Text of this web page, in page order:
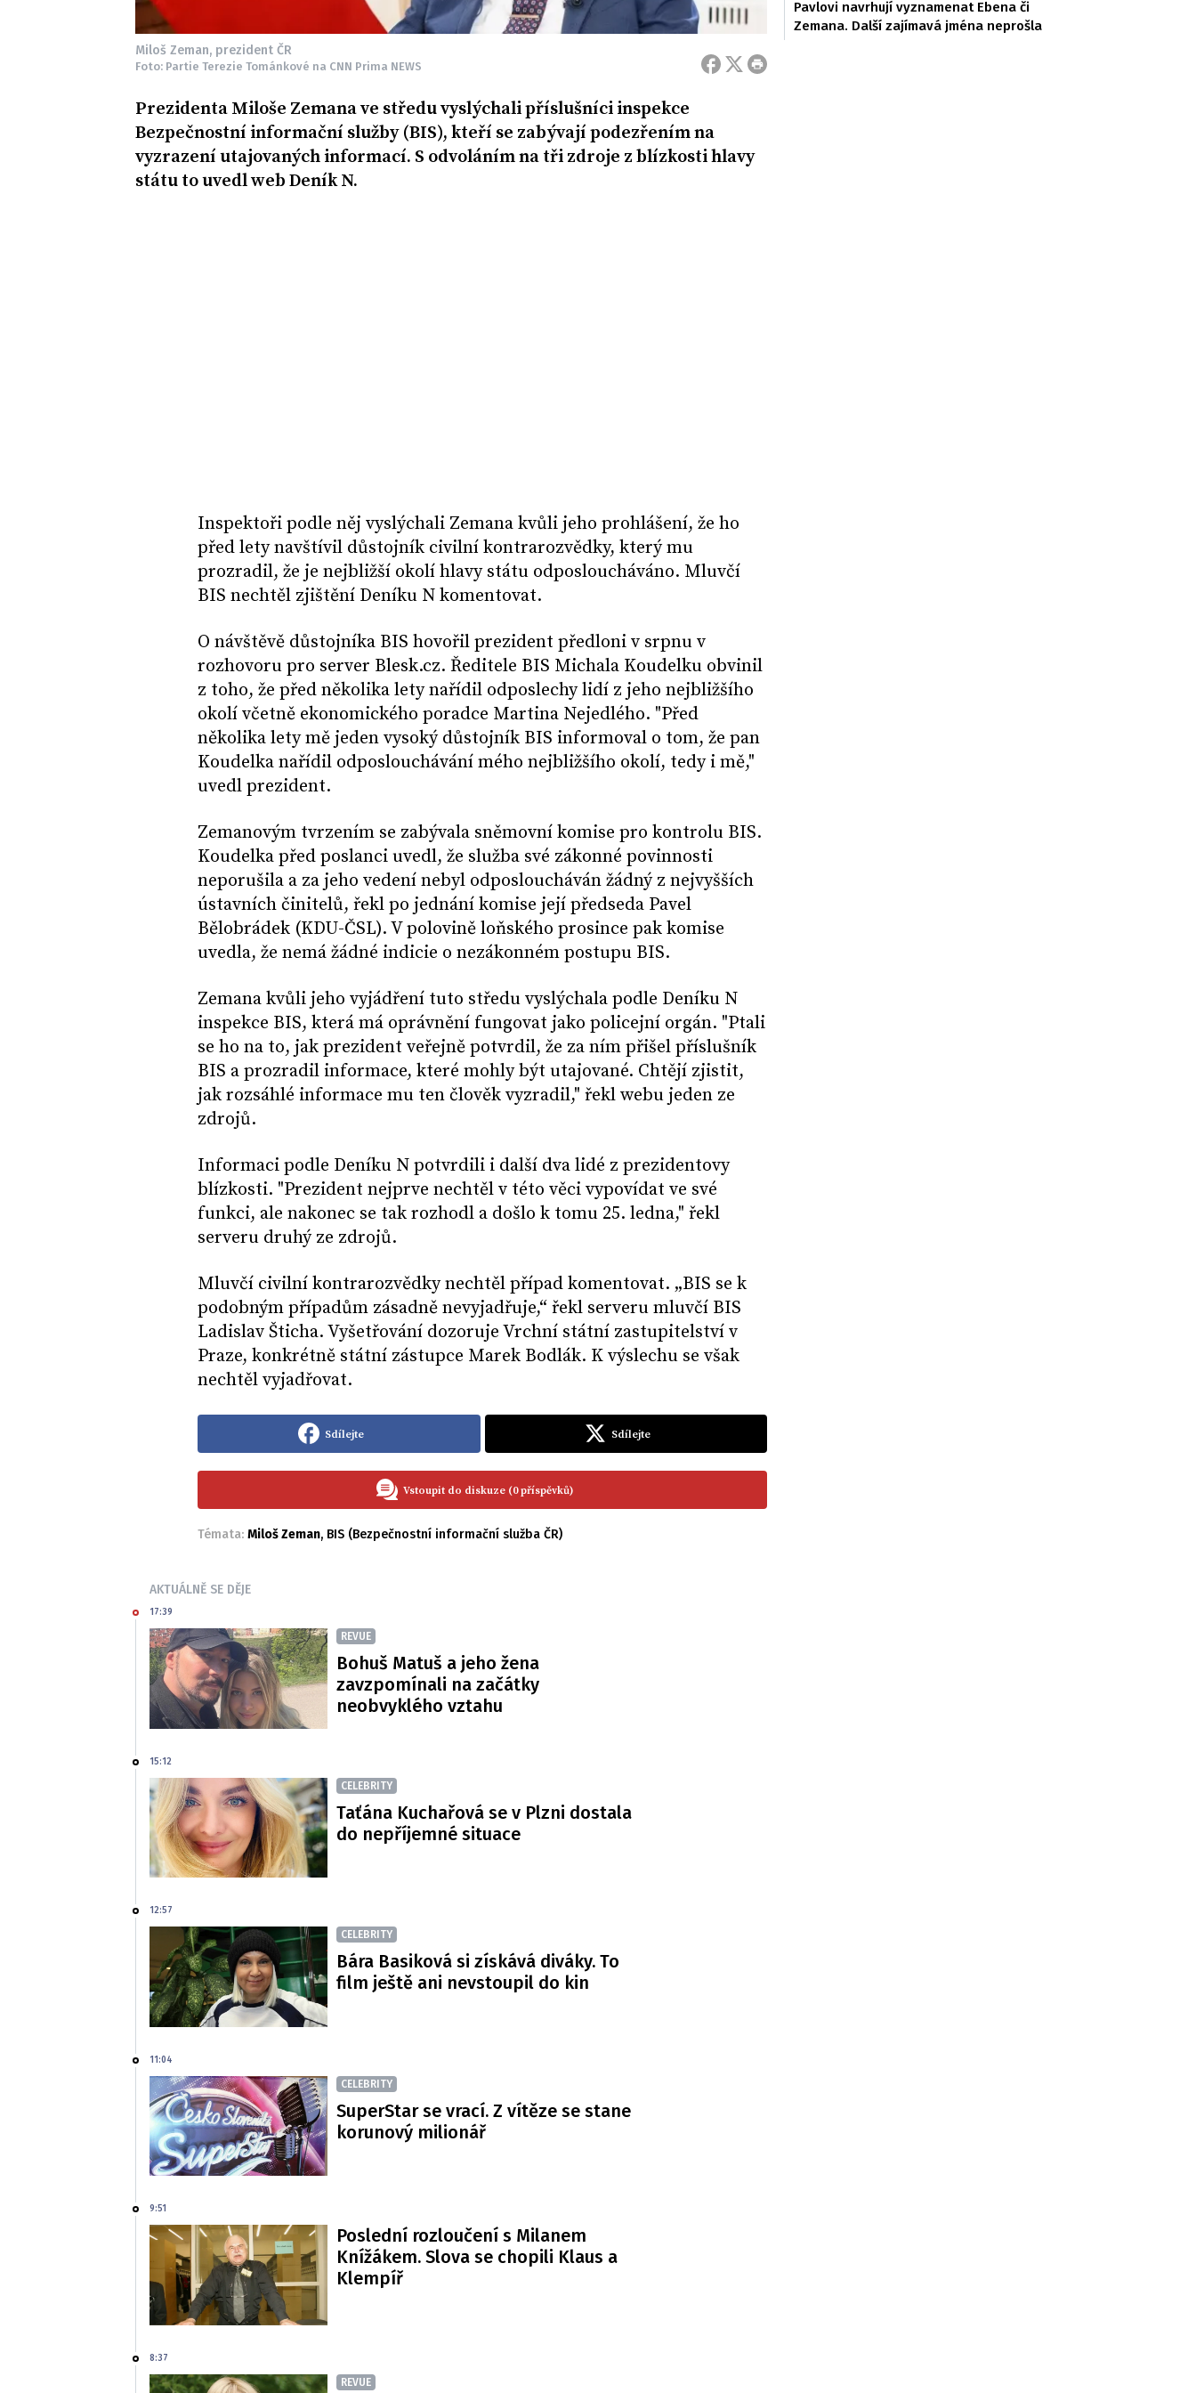
Miloš Zeman, prezident ČR
Foto: Partie Terezie Tománkové na CNN Prima NEWS
Prezidenta Miloše Zemana ve středu vyslýchali příslušníci inspekce
Bezpečnostní informační služby (BIS), kteří se zabývají podezřením na
vyzrazení utajovaných informací. S odvoláním na tři zdroje z blízkosti hlavy
státu to uvedl web Deník N.
Inspektoři podle něj vyslýchali Zemana kvůli jeho prohlášení, že ho
před lety navštívil důstojník civilní kontrarozvědky, který mu
prozradil, že je nejbližší okolí hlavy státu odposloucháváno. Mluvčí
BIS nechtěl zjištění Deníku N komentovat.
O návštěvě důstojníka BIS hovořil prezident předloni v srpnu v
rozhovoru pro server Blesk.cz. Ředitele BIS Michala Koudelku obvinil
z toho, že před několika lety nařídil odposlechy lidí z jeho nejbližšího
okolí včetně ekonomického poradce Martina Nejedlého. "Před
několika lety mě jeden vysoký důstojník BIS informoval o tom, že pan
Koudelka nařídil odposlouchávání mého nejbližšího okolí, tedy i mě,"
uvedl prezident.
Zemanovým tvrzením se zabývala sněmovní komise pro kontrolu BIS.
Koudelka před poslanci uvedl, že služba své zákonné povinnosti
neporušila a za jeho vedení nebyl odposloucháván žádný z nejvyšších
ústavních činitelů, řekl po jednání komise její předseda Pavel
Bělobrádek (KDU-ČSL). V polovině loňského prosince pak komise
uvedla, že nemá žádné indicie o nezákonném postupu BIS.
Zemana kvůli jeho vyjádření tuto středu vyslýchala podle Deníku N
inspekce BIS, která má oprávnění fungovat jako policejní orgán. "Ptali
se ho na to, jak prezident veřejně potvrdil, že za ním přišel příslušník
BIS a prozradil informace, které mohly být utajované. Chtějí zjistit,
jak rozsáhlé informace mu ten člověk vyzradil," řekl webu jeden ze
zdrojů.
Informaci podle Deníku N potvrdili i další dva lidé z prezidentovy
blízkosti. "Prezident nejprve nechtěl v této věci vypovídat ve své
funkci, ale nakonec se tak rozhodl a došlo k tomu 25. ledna," řekl
serveru druhý ze zdrojů.
Mluvčí civilní kontrarozvědky nechtěl případ komentovat. „BIS se k
podobným případům zásadně nevyjadřuje,“ řekl serveru mluvčí BIS
Ladislav Šticha. Vyšetřování dozoruje Vrchní státní zastupitelství v
Praze, konkrétně státní zástupce Marek Bodlák. K výslechu se však
nechtěl vyjadřovat.
Sdílejte Sdílejte
Vstoupit do diskuze (0 příspěvků)
Témata: Miloš Zeman, BIS (Bezpečnostní informační služba ČR)
Pavlovi navrhují vyznamenat Ebena či
Zemana. Další zajímavá jména neprošla
AKTUÁLNĚ SE DĚJE
17:39
REVUE
Bohuš Matuš a jeho žena
zavzpomínali na začátky
neobvyklého vztahu
15:12
CELEBRITY
Taťána Kuchařová se v Plzni dostala
do nepříjemné situace
12:57
CELEBRITY
Bára Basiková si získává diváky. To
film ještě ani nevstoupil do kin
11:04
CELEBRITY
SuperStar se vrací. Z vítěze se stane
korunový milionář
9:51
Poslední rozloučení s Milanem
Knížákem. Slova se chopili Klaus a
Klempíř
8:37
REVUE